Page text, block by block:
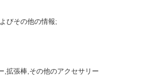
びその他の情報;
,拡張棒,その他のアクセサリー